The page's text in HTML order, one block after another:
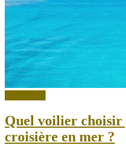
Quel voilier
croisière en mer ?